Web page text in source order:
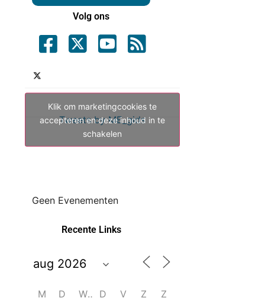
Volg ons
Tweets by ME_gids
Klik om marketingcookies te
accepteren en deze inhoud in te
schakelen
Geen Evenementen
Recente Links
M D W D V Z
Z